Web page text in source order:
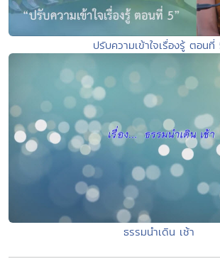
ปรับความเข้าใจเรื่องรู้ ตอนที่
ธรรมนำเดิน เช้า